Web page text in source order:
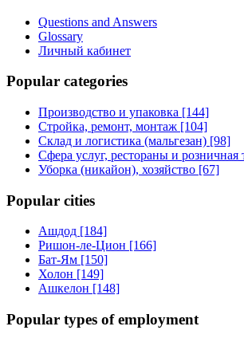
Questions and Answers
Glossary
Личный кабинет
Popular categories
Производство и упаковка [144]
Стройка, ремонт, монтаж [104]
Склад и логистика (мальгезан) [98]
Сфера услуг, рестораны и розничная
Уборка (никайон), хозяйство [67]
Popular cities
Ашдод [184]
Ришон-ле-Цион [166]
Бат-Ям [150]
Холон [149]
Ашкелон [148]
Popular types of employment